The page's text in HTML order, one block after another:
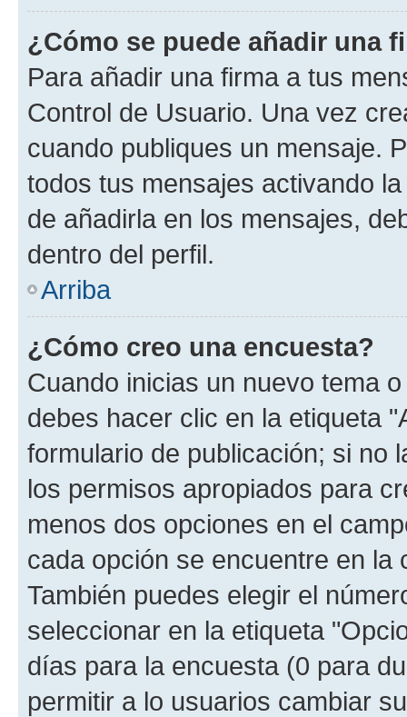
¿Cómo se puede añadir una
Para añadir una firma a tus
Control de Usuario. Una vez
cuando publiques un mensaje.
todos tus mensajes activando
de añadirla en los mensajes,
dentro del perfil.
Arriba
¿Cómo creo una encuesta?
Cuando inicias un nuevo tema
debes hacer clic en la etiqueta
formulario de publicación; si no
los permisos apropiados para
menos dos opciones en el
cada opción se encuentre en
También puedes elegir el
seleccionar en la etiqueta
días para la encuesta (0 para
permitir a lo usuarios cambiar